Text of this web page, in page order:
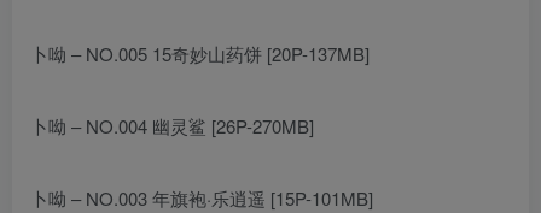
卜呦 – NO.005 15奇妙山药饼 [20P-137MB]
卜呦 – NO.004 幽灵鲨 [26P-270MB]
卜呦 – NO.003 年旗袍·乐逍遥 [15P-101MB]